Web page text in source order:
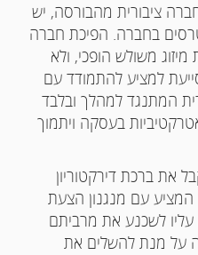
ציבורית מהבורסה, יש
בחברה. הפיכת חברה
משולש הופכי, ולא
למציע להתמודד עם
המתנגד למהלך ובלבד
בעסקה ויתמוך
את ברכת דירקטוריון
עם מנגנון הצעת
לשכנע את מרביתם
על מנת להשלים את